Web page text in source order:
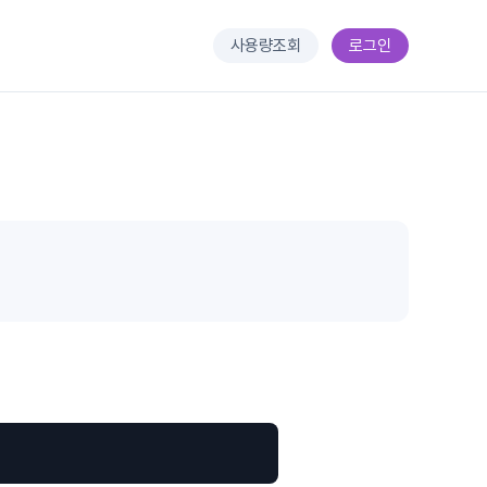
사용량조회 로그인